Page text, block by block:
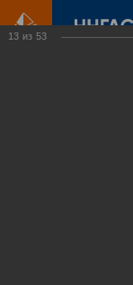
13 из 53